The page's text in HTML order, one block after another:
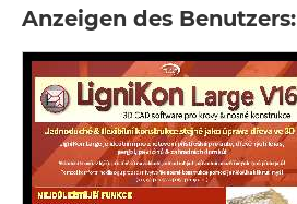
Anzeigen des Benutzers: